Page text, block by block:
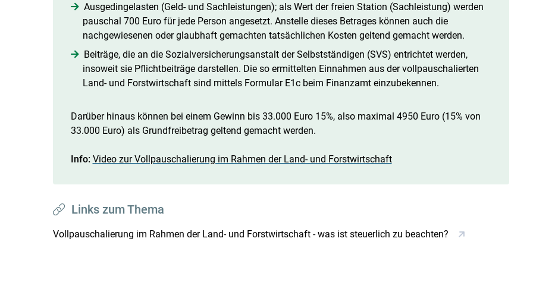
Ausgedingelasten (Geld- und Sachleistungen); als Wert der freien Station (Sachleistung) werden
pauschal 700 Euro für jede Person angesetzt. Anstelle dieses Betrages können auch die
nachgewiesenen oder glaubhaft gemachten tatsächlichen Kosten geltend gemacht werden.
Beiträge, die an die Sozialversicherungsanstalt der Selbstständigen (SVS) entrichtet werden,
insoweit sie Pflichtbeiträge darstellen. Die so ermittelten Einnahmen aus der vollpauschalierten
Land- und Forstwirtschaft sind mittels Formular E1c beim Finanzamt einzubekennen.
Darüber hinaus können bei einem Gewinn bis 33.000 Euro 15%, also maximal 4950 Euro (15% von
33.000 Euro) als Grundfreibetrag geltend gemacht werden.
Info: Video zur Vollpauschalierung im Rahmen der Land- und Forstwirtschaft
Links zum Thema
Vollpauschalierung im Rahmen der Land- und Forstwirtschaft - was ist steuerlich zu beachten?